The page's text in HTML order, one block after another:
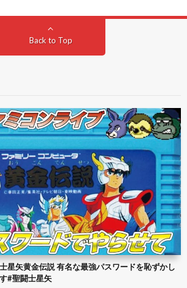
Back to Top
星矢黄金伝説 有名な最強パスワードを恥ずかし
#聖闘士星矢